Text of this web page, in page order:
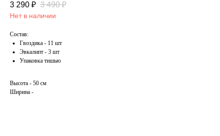
3 290 ₽ 3 490 ₽
Нет в наличии
Состав:
Гвоздика - 11 шт
Эвкалипт - 3 шт
Упаковка тишью
Высота - 50 см
Ширина -